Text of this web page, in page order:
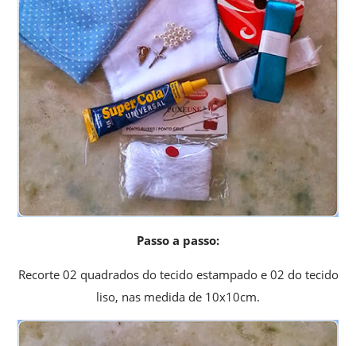
Passo a passo:
Recorte 02 quadrados do tecido estampado e 02 do tecido
liso, nas medida de 10x10cm.